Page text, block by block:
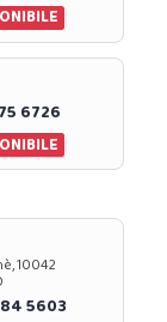
6726
10042
5603